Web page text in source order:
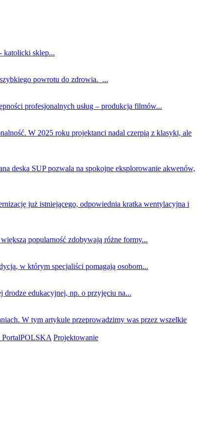
katolicki sklep...
powrotu do zdrowia. ...
profesjonalnych usług – produkcja filmów...
W 2025 roku projektanci nadal czerpią z klasyki, ale
deska SUP pozwala na spokojne eksplorowanie akwenów,
już istniejącego, odpowiednia kratka wentylacyjna i
popularność zdobywają różne formy...
w którym specjaliści pomagają osobom...
edukacyjnej, np. o przyjęciu na...
W tym artykule przeprowadzimy was przez wszelkie
Projektowanie